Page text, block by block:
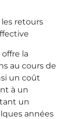
retours
la
au cours de
un coût
à un
un
années